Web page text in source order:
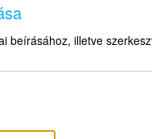
beírásához, illetve